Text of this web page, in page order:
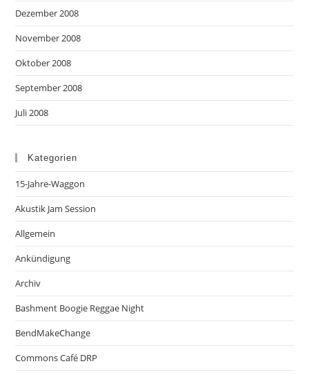
Dezember 2008
November 2008
Oktober 2008
September 2008
Juli 2008
Kategorien
15-Jahre-Waggon
Akustik Jam Session
Allgemein
Ankündigung
Archiv
Bashment Boogie Reggae Night
BendMakeChange
Commons Café DRP